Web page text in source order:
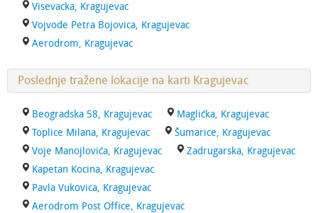
Visevacka, Kragujevac
Vojvode Petra Bojovica, Kragujevac
Aerodrom, Kragujevac
Poslednje tražene lokacije na karti Kragujevac
Beogradska 58, Kragujevac
Maglićka, Kragujevac
Toplice Milana, Kragujevac
Šumarice, Kragujevac
Voje Manojlovića, Kragujevac
Zadrugarska, Kragujevac
Kapetan Kocina, Kragujevac
Pavla Vukovica, Kragujevac
Aerodrom Post Office, Kragujevac